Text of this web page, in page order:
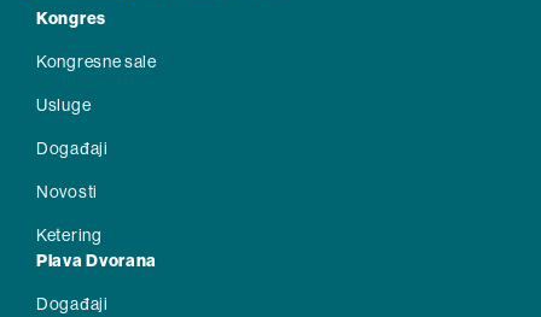
Kongres
Kongresne sale
Usluge
Događaji
Novosti
Ketering
Plava Dvorana
Događaji